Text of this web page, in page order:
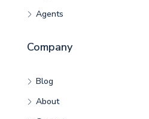
Agents
Company
Blog
About